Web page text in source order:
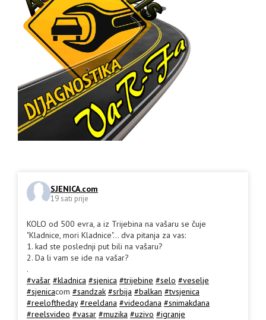
SJENICA.com
19 sati prije
KOLO od 500 evra, a iz Trijebina na vašaru se čuje
"Kladnice, mori Kladnice"... dva pitanja za vas:
1. kad ste poslednji put bili na vašaru?
2. Da li vam se ide na vašar?
.
#vašar #kladnica #sjenica #trijebine #selo #veselje
#sjenicacom #sandzak #srbija #balkan #tvsjenica
#reeloftheday #reeldana #videodana #snimakdana
#reelsvideo #vasar #muzika #uzivo #igranje